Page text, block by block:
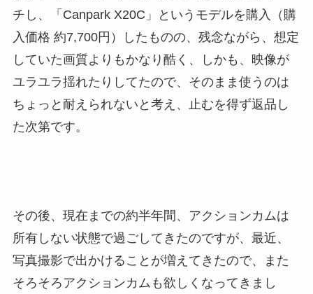
チし、「Canpark X20C」というモデルを購入（購
入価格 約7,700円）したものの、残念ながら、想定
していた画質よりもかなり酷く、しかも、映像が
ユラユラ揺れたりしてたので、そのまま使うのは
ちょっと耐えられないと考え、止むを得ず返品し
た次第です。
その後、現在までの約半年間、アクションカムは
所有しない状態で過ごしてきたのですが、最近、
写真撮影で出かけることが増えてきたので、また
そろそろアクションカムも欲しくなってきまし